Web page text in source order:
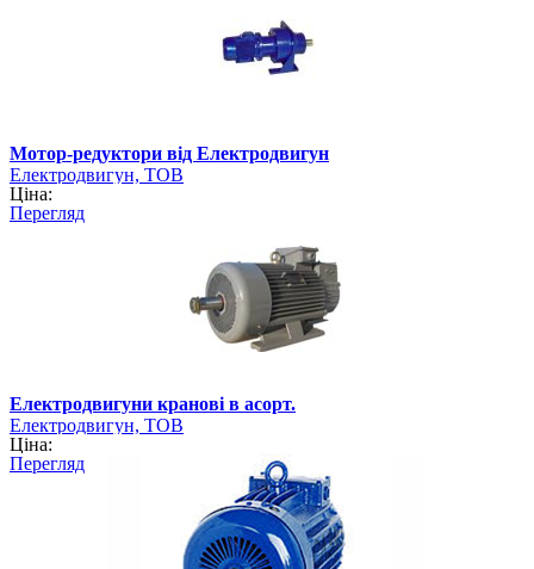
Мотор-редуктори від Електродвигун
Електродвигун, ТОВ
Ціна:
Перегляд
Електродвигуни кранові в асорт.
Електродвигун, ТОВ
Ціна:
Перегляд